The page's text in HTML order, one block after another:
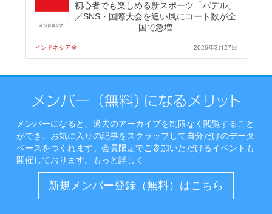
初心者でも楽しめる新スポーツ「パデル」
／SNS・国際大会を追い風にコート数が全
国で急増
インドネシア発 2026年3月27日
メンバーになると、過去のアーカイブを制限なく閲覧すること
ができ、お気に入りの記事をスクラップして自分だけのデータ
ベースをつくれます。会員限定でご参加いただけるイベントも
開催しております。
もっと詳しく
新規メンバー登録（無料）はこちら